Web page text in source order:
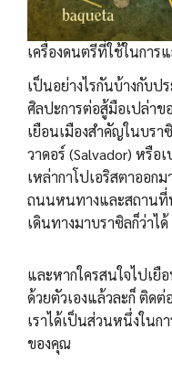
เครื่องดนตรีที่ใช้ในการ
เป็นอย่างไรกันบ้างกับป
ศิลปะการต่อสู้มือเปล่าข
เยือนเมืองสำคัญในบรา
วาดอร์ (Salvador) หรือ
เหล่ากาโปเอริสตาออก
ถนนหนทางและสถานที่
เดินทางมาบราซิลก็ว่าได้
และหากใครสนใจไปเยื
ด้วยตัวเองแล้วละก็ ติดต่
เราได้เป็นส่วนหนึ่งใน
ของคุณ